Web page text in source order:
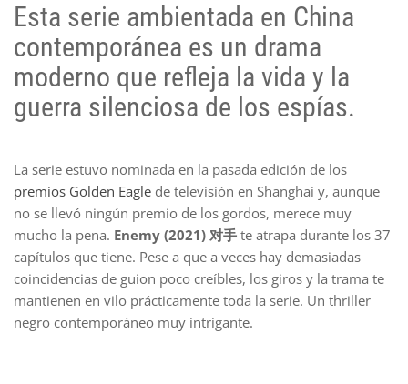
Esta serie ambientada en China
contemporánea es un drama
moderno que refleja la vida y la
guerra silenciosa de los espías.
La serie estuvo nominada en la pasada edición de los
premios Golden Eagle de televisión en Shanghai y, aunque
no se llevó ningún premio de los gordos, merece muy
mucho la pena. Enemy (2021) 对手 te atrapa durante los 37
capítulos que tiene. Pese a que a veces hay demasiadas
coincidencias de guion poco creíbles, los giros y la trama te
mantienen en vilo prácticamente toda la serie. Un thriller
negro contemporáneo muy intrigante.